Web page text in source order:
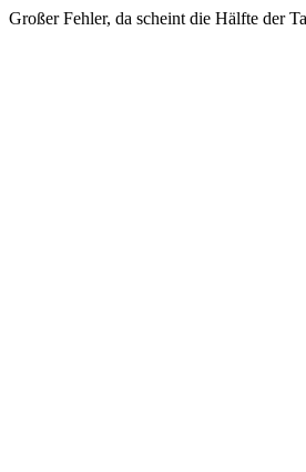
Großer Fehler, da scheint die Hälfte der